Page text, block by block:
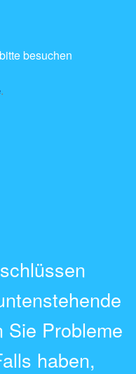
besuchen
.
Sie Probleme
haben,